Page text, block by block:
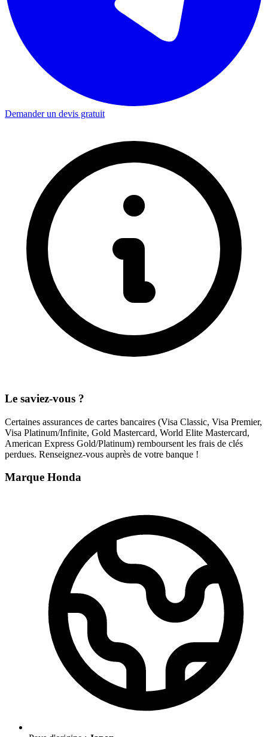
Demander un devis gratuit
Le saviez-vous ?
Certaines assurances de cartes bancaires (Visa Classic, Visa Premier,
Visa Platinum/Infinite, Gold Mastercard, World Elite Mastercard,
American Express Gold/Platinum) remboursent les frais de clés
perdues. Renseignez-vous auprès de votre banque !
Marque Honda